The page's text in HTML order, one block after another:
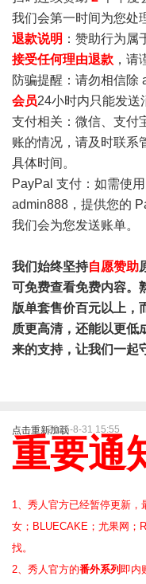
我们会第一时间为您处
退款说明 ：赞助行为属
接受任何理由退款 ，请
防骗提醒：请勿相信除
会员24小时内只能发送
支付相关：微信、支付
账的情况，请及时联系
具体时间。
PayPal 支付：如需使
admin888，提供您的
我们会为您发送账单。
我们始终坚持自愿赞助
可免费查看免费内容。
版单套售价百元以上，
质更高清，还能以更低
来的支持，让我们一起
点击重新加载2025-8-31 15:55
重要通
1、秀人官方已经暂停更新
女；BLUECAKE；尤果网；
找。
2、 秀人官方的番外系列 即内